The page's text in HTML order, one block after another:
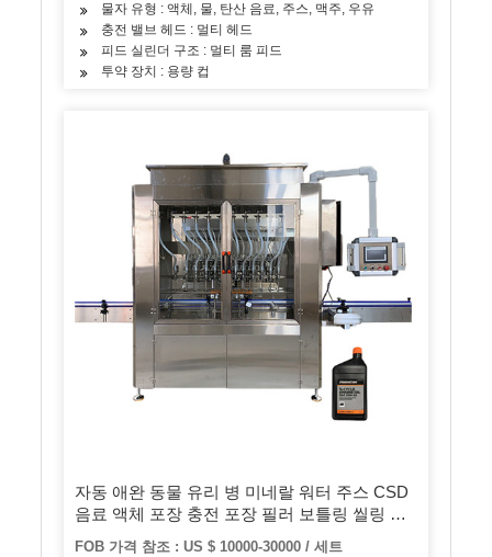
물자 유형 : 액체, 물, 탄산 음료, 주스, 맥주, 우유
충전 밸브 헤드 : 멀티 헤드
피드 실린더 구조 : 멀티 룸 피드
투약 장치 : 용량 컵
자동 애완 동물 유리 병 미네랄 워터 주스 CSD
음료 액체 포장 충전 포장 필러 보틀링 씰링 기
FOB 가격 참조 : US $ 10000-30000 / 세트